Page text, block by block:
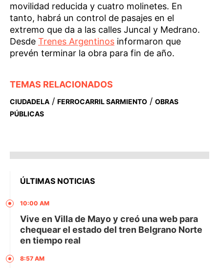
movilidad reducida y cuatro molinetes. En
tanto, habrá un control de pasajes en el
extremo que da a las calles Juncal y Medrano.
Desde Trenes Argentinos informaron que
prevén terminar la obra para fin de año.
TEMAS RELACIONADOS
CIUDADELA / FERROCARRIL SARMIENTO / OBRAS
PÚBLICAS
ÚLTIMAS NOTICIAS
10:00 AM
Vive en Villa de Mayo y creó una web para
chequear el estado del tren Belgrano Norte
en tiempo real
8:57 AM